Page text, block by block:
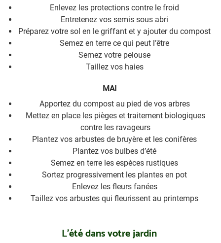
Enlevez les protections contre le froid
Entretenez vos semis sous abri
Préparez votre sol en le griffant et y ajouter du compost
Semez en terre ce qui peut l’être
Semez votre pelouse
Taillez vos haies
MAI
Apportez du compost au pied de vos arbres
Mettez en place les pièges et traitement biologiques
contre les ravageurs
Plantez vos arbustes de bruyère et les conifères
Plantez vos bulbes d’été
Semez en terre les espèces rustiques
Sortez progressivement les plantes en pot
Enlevez les fleurs fanées
Taillez vos arbustes qui fleurissent au printemps
L’été dans votre jardin